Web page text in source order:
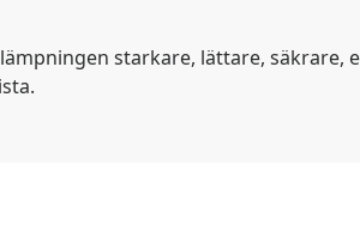
starkare, lättare, säkrare,